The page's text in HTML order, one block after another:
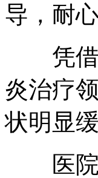
导，耐
凭借
炎治疗
状明显
医院